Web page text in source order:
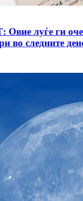
луѓе ги
во следните